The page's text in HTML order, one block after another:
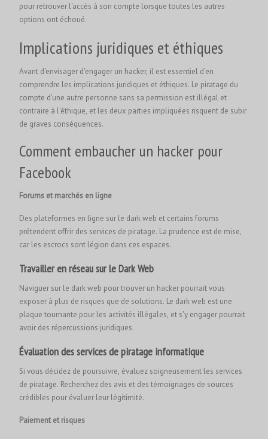
pour retrouver l'accès à son compte lorsque toutes les autres
options ont échoué.
Implications juridiques et éthiques
Avant d'envisager d'engager un hacker, il est essentiel d'en
comprendre les implications juridiques et éthiques. Le piratage du
compte d'une autre personne sans sa permission est illégal et
contraire à l'éthique, et les deux parties impliquées risquent de subir
de graves conséquences.
Comment embaucher un hacker pour
Facebook
Forums et marchés en ligne
Des plateformes en ligne sur le dark web et certains forums
prétendent offrir des services de piratage. La prudence est de mise,
car les escrocs sont légion dans ces espaces.
Travailler en réseau sur le Dark Web
Naviguer sur le dark web pour trouver un hacker pourrait vous
exposer à plus de risques que de solutions. Le dark web est une
plaque tournante pour les activités illégales, et s'y engager pourrait
avoir des répercussions juridiques.
Évaluation des services de piratage informatique
Si vous décidez de poursuivre, évaluez soigneusement les services
de piratage. Recherchez des avis et des témoignages de sources
crédibles pour évaluer leur légitimité.
Paiement et risques